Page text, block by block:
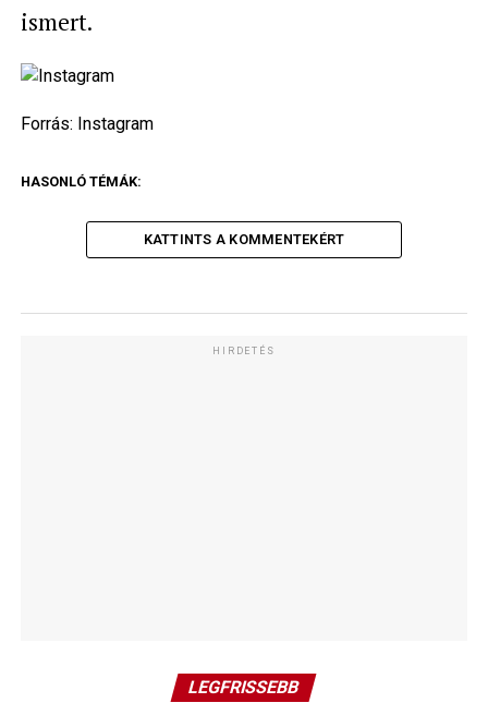
ismert.
Forrás: Instagram
HASONLÓ TÉMÁK:
KATTINTS A KOMMENTEKÉRT
HIRDETÉS
LEGFRISSEBB